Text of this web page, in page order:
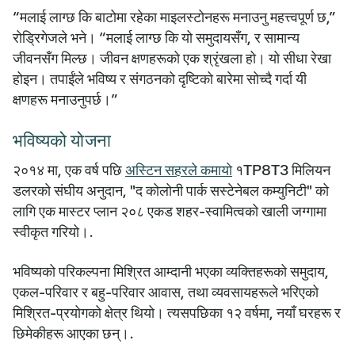
“मलाई लाग्छ कि बाटोमा रहेका माइलस्टोनहरू मनाउनु महत्त्वपूर्ण छ,”
रोड्रिगेजले भने। “मलाई लाग्छ कि यो समुदायसँग, र सामान्य
जीवनसँग मिल्छ। जीवन क्षणहरूको एक श्रृंखला हो। यो सीधा रेखा
होइन। तपाईंले भविष्य र संगठनको दृष्टिको बारेमा सोच्दै गर्दा यी
क्षणहरू मनाउनुपर्छ।”
भविष्यको योजना
२०१४ मा, एक वर्ष पछिअस्टिन सहरले कमायो१TP8T3 मिलियन
डलरको संघीय अनुदान, "द कोलोनी पार्क सस्टेनेबल कम्युनिटी" को
लागि एक मास्टर प्लान २०८ एकड शहर-स्वामित्वको खाली जग्गामा
स्वीकृत गरियो।.
भविष्यको परिकल्पना मिश्रित आम्दानी भएका व्यक्तिहरूको समुदाय,
एकल-परिवार र बहु-परिवार आवास, तथा व्यवसायहरूले भरिएको
मिश्रित-प्रयोगको क्षेत्र थियो। त्यसपछिका १२ वर्षमा, नयाँ घरहरू र
छिमेकीहरू आएका छन्।.